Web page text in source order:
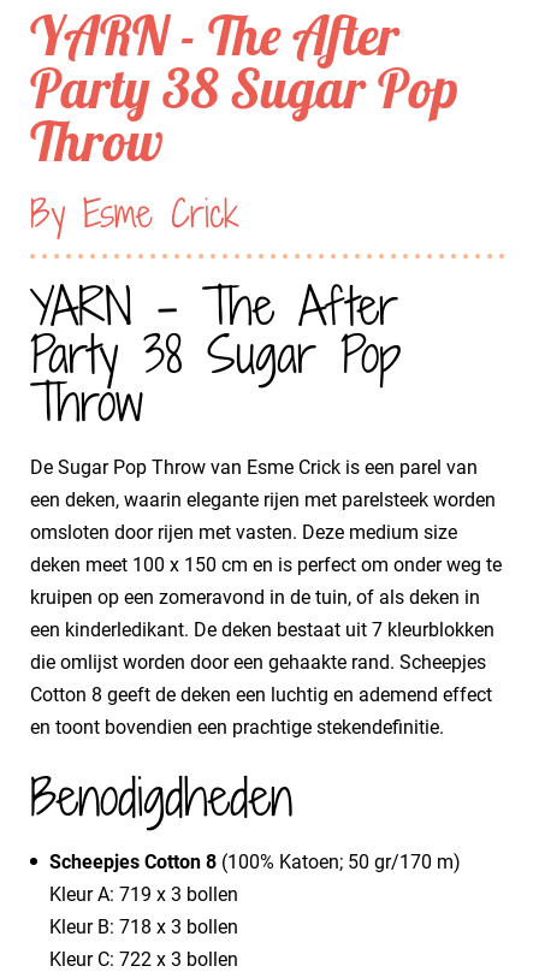
YARN - The After
Party 38 Sugar Pop
Throw
By Esme Crick
YARN - The After
Party 38 Sugar Pop
Throw
De Sugar Pop Throw van Esme Crick is een parel van
een deken, waarin elegante rijen met parelsteek worden
omsloten door rijen met vasten. Deze medium size
deken meet 100 x 150 cm en is perfect om onder weg te
kruipen op een zomeravond in de tuin, of als deken in
een kinderledikant. De deken bestaat uit 7 kleurblokken
die omlijst worden door een gehaakte rand. Scheepjes
Cotton 8 geeft de deken een luchtig en ademend effect
en toont bovendien een prachtige stekendefinitie.
Benodigdheden
Scheepjes Cotton 8 (100% Katoen; 50 gr/170 m)
Kleur A: 719 x 3 bollen
Kleur B: 718 x 3 bollen
Kleur C: 722 x 3 bollen